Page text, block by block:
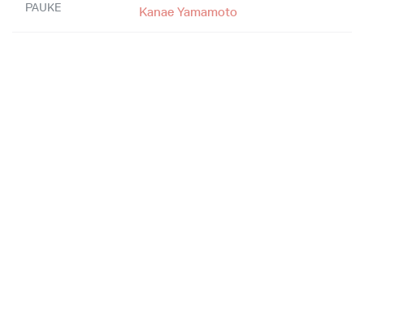
PAUKE Kanae Yamamoto